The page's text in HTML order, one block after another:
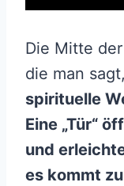
Die Mitte
die man
spirituelle
Eine „Tür“
und
es kommt